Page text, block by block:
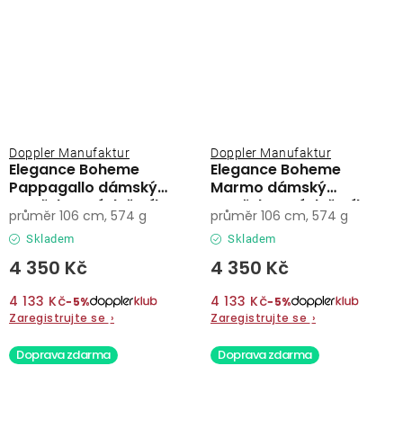
Elegance Boheme
Pappagallo dámský
vystřelovací deštník
Doppler Manufaktur
Skladem
4 350 Kč
4 133 Kč−5%
Zaregistrujte se ›
průměr 106 cm, 574 g
Elegance Boheme
Marmo dámský
vystřelovací deštník
Doppler Manufaktur
Skladem
4 350 Kč
4 133 Kč−5%
Zaregistrujte se ›
průměr 106 cm, 574 g
Doprava zdarma Doprava zdarma